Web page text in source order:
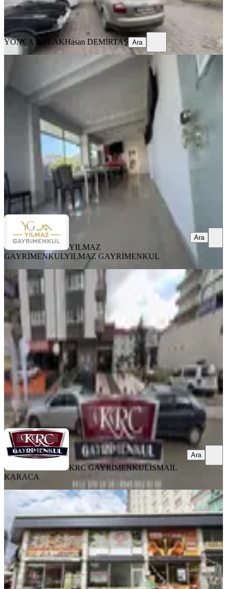
YONCA EMLAKHasan DEMİRTAŞ
YONCA EMLAKHasan DEMİRTAŞ Ara
Münzeviler Cadde Üzerinde İki Ayrı
Tapulu Ticari Gayrimenkul
Mamak, Abidinpaşa Mahallesi
1 Oda
Düz Giriş (Zemin) ·17.07.2026
17.000.000 ₺
YILMAZ GAYRİMENKUL YILMAZ GAYRİMENKUL
Ara
YILMAZ
GAYRİMENKULYILMAZ GAYRİMENKUL
Ara
Krc'den Çağlayan Mah. Tıp Fakültesi
Cad. Üzerinde Satılık Dükkan
Mamak, Çağlayan Mahallesi
46 m² Düz Giriş (Zemin)
4.250.000 ₺4.500.000 ₺
KRC GAYRİMENKULİSMAİL KARACA
Ara
KRC GAYRİMENKULİSMAİL
KARACA
Ara
Geniş Cepheli Yüksek Tavanlı Ticari
Dükkan Satılık
Mamak, Durali Alıç Mahallesi
1 Oda
61 m²·Düz Giriş (Zemin)·28.07.2026
4.350.000 ₺